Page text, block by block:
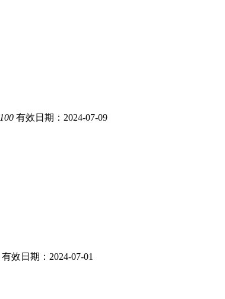
100 有效日期：2024-07-09
有效日期：2024-07-01